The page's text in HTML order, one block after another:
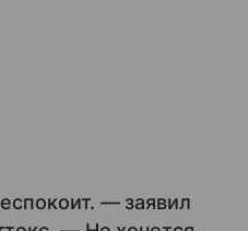
— заявил